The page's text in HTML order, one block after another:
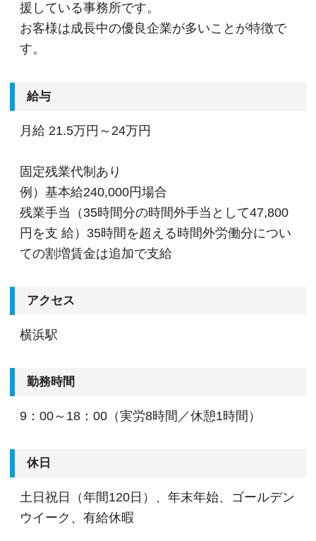
援している事務所です。
お客様は成長中の優良企業が多いことが特徴で
す。
給与
月給 21.5万円～24万円
固定残業代制あり
例）基本給240,000円場合
残業手当（35時間分の時間外手当として47,800
円を支 給）35時間を超える時間外労働分につい
ての割増賃金は追加で支給
アクセス
横浜駅
勤務時間
9：00～18：00（実労8時間／休憩1時間）
休日
土日祝日（年間120日）、年末年始、ゴールデン
ウイーク、有給休暇